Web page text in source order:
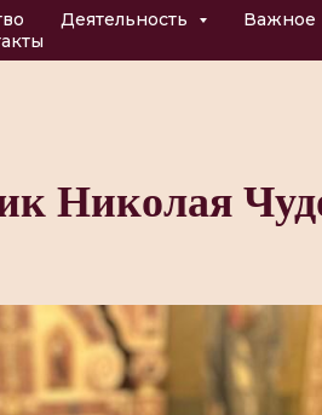
Деятельность
Важное
Николая